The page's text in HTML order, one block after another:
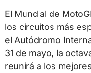
El Mundial de
los circuitos más
el Autódromo
31 de mayo, la
reunirá a los